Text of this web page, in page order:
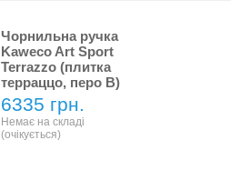
Чорнильна ручка
Kaweco Art Sport
Terrazzo (плитка
терраццо, перо B)
6335 грн.
Немає на складі
(очікується)